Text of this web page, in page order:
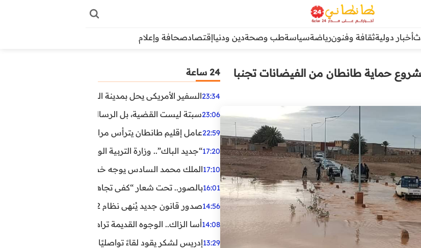
أخبار دوليةثقافة وفنونرياضةسياسةطب وصحةدين ودنياإقتصادصحافة وإعلام
حماية طانطان من الفيضانات تجنبا
24 ساعة
23:34السفير الأمريكي يحل بمدينة العيون في أول زيارة رسمية
23:06سبتة ليست القضية، بل الرسالة التي حملها البحر!
22:59عامل إقليم طانطان يترأس مراسيم الإنصات للخطاب
17:20“جديد الباك”.. وزارة التربية الوطنية تعتمد مستجدات
17:10الملك محمد السادس يوجه خطابا ساميا إلى الأمة بمناسبة الذكرى الـ27
16:01بالصور.. تحت شعار “كفى تجاهلا”.. وقفة احتجاجية بكلميم
14:56صدور قانون جديد يُنهي نظام 12 ساعة.. أعوان الحراسة الخاصة يستفيدون من المدة القانونية للشغل
14:08أسا الزاك.. الوجوه القديمة تراهن على الخبرة والجديدة
13:29إدريس لشكر يقود لقاءً تواصليًا مع مناضلي الاتحاد